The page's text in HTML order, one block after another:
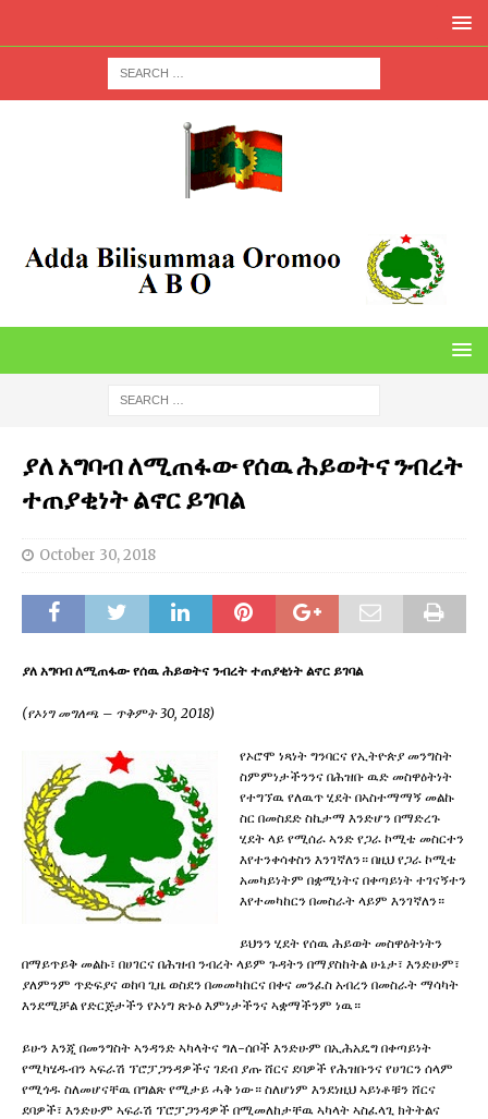
ያለ አግባብ ለሚጠፋው የሰዉ ሕይወትና ንብረት
ተጠያቂነት ልኖር ይገባል
October 30, 2018
ያለ አግባብ ለሚጠፋው የሰዉ ሕይወትና ንብረት ተጠያቂነት ልኖር ይገባል
(የኦነግ መግለጫ – ጥቅምት 30, 2018)
የኦሮሞ ነጻነት ግንባርና የኢትዮጵያ መንግስት
ስምምነታችንንና በሕዝቡ ዉድ መስዋዕትነት
የተግኘዉ የለዉጥ ሂደት በኣስተማማኝ መልኩ
ስር በመስደድ ስኬታማ እንድሆን በማድረጉ
ሂደት ላይ የሚሰራ ኣንድ የጋራ ኮሚቴ መስርተን
እየተንቀሳቀስን እንገኛለን። በዚህ የጋራ ኮሚቴ
አመካይነትም በቋሚነትና በቀጣይነት ተገናኝተን
እየተመካከርን በመስራት ላይም እንገኛለን።
ይህንን ሂደት የሰዉ ሕይወት መስዋዕትነትን
በማይጥይቅ መልኩ፣ በሀገርና በሕዝብ ንብረት ላይም ጉዳትን በማያስከትል ሁኔታ፣ እንድሁም፣
ያለምንም ጥድፍያና ወከባ ጊዜ ወስደን በመመካከርና በቀና መንፈስ አብረን በመስራት ማሳካት
እንደሚቻል የድርጅታችን የኦነግ ጽኑዕ እምነታችንና ኣቋማችንም ነዉ።
ይሁን እንጂ በመንግስት ኣንዳንድ ኣካላትና ግለ-ሰቦች እንድሁም በኢሕአዴግ በቀጣይነት
የሚካሄዱብን ኣፍራሽ ፕሮፓጋንዳዎችና ገደብ ያጡ ሸርና ደባዎች የሕዝቡንና የሀገርን ሰላም
የሚጎዱ ስለመሆናቸዉ በግልጽ የሚታይ ሓቅ ነው። ስለሆነም እንደነዚህ ኣይነቶቹን ሸርና
ደባዎች፣ እንድሁም ኣፍራሽ ፕሮፓጋንዳዎች በሚመለከታቸዉ ኣካላት ኣስፈላጊ ክትትልና